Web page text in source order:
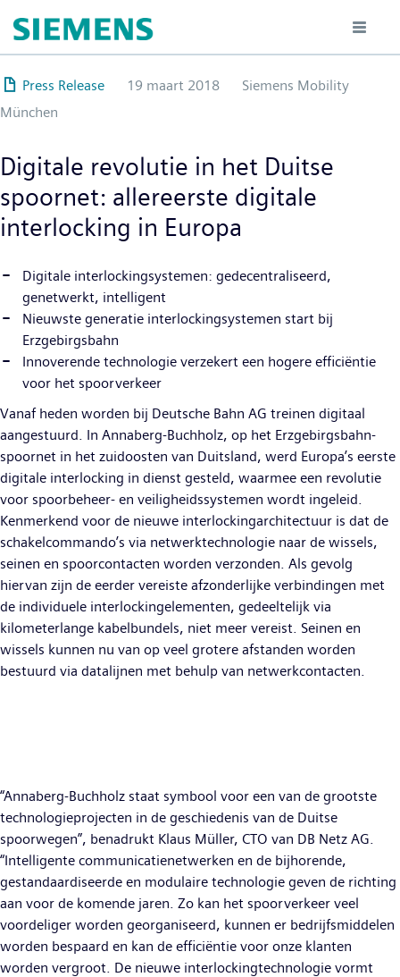
en
naar
de
inhoud
gaan
Press Release 19 maart 2018
Siemens Mobility
München
Digitale revolutie in het Duitse
spoornet: allereerste digitale
interlocking in Europa
Digitale interlockingsystemen: gedecentraliseerd,
genetwerkt, intelligent
Nieuwste generatie interlockingsystemen start bij
Erzgebirgsbahn
Innoverende technologie verzekert een hogere efficiëntie
voor het spoorverkeer
Vanaf heden worden bij Deutsche Bahn AG treinen digitaal
aangestuurd. In Annaberg-Buchholz, op het Erzgebirgsbahn-
spoornet in het zuidoosten van Duitsland, werd Europa’s eerste
digitale interlocking in dienst gesteld, waarmee een revolutie
voor spoorbeheer- en veiligheidssystemen wordt ingeleid.
Kenmerkend voor de nieuwe interlockingarchitectuur is dat de
schakelcommando’s via netwerktechnologie naar de wissels,
seinen en spoorcontacten worden verzonden. Als gevolg
hiervan zijn de eerder vereiste afzonderlijke verbindingen met
de individuele interlockingelementen, gedeeltelijk via
kilometerlange kabelbundels, niet meer vereist. Seinen en
wissels kunnen nu van op veel grotere afstanden worden
bestuurd via datalijnen met behulp van netwerkcontacten.
“Annaberg-Buchholz staat symbool voor een van de grootste
technologieprojecten in de geschiedenis van de Duitse
spoorwegen”, benadrukt Klaus Müller, CTO van DB Netz AG.
“Intelligente communicatienetwerken en de bijhorende,
gestandaardiseerde en modulaire technologie geven de richting
aan voor de komende jaren. Zo kan het spoorverkeer veel
voordeliger worden georganiseerd, kunnen er bedrijfsmiddelen
worden bespaard en kan de efficiëntie voor onze klanten
worden vergroot. De nieuwe interlockingtechnologie vormt